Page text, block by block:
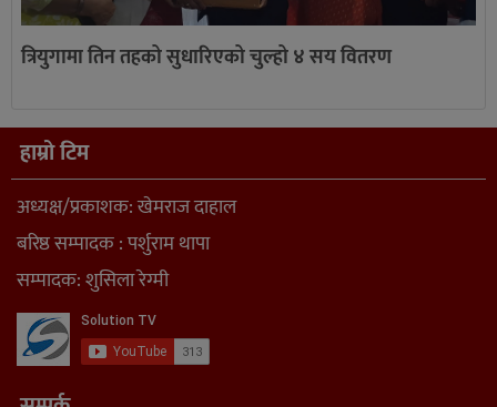
त्रियुगामा तिन तहको सुधारिएको चुल्हो ४ सय वितरण
हाम्रो टिम
अध्यक्ष/प्रकाशक: खेमराज दाहाल
बरिष्ठ सम्पादक : पर्शुराम थापा
सम्पादक: शुसिला रेग्मी